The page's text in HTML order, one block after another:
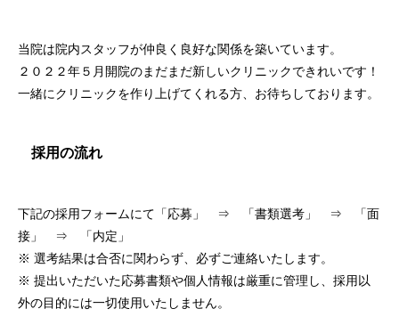
当院は院内スタッフが仲良く良好な関係を築いています。
２０２２年５月開院のまだまだ新しいクリニックできれいです！
一緒にクリニックを作り上げてくれる方、お待ちしております。
採用の流れ
下記の採用フォームにて「応募」 ⇒ 「書類選考」 ⇒ 「面
接」 ⇒ 「内定」
※ 選考結果は合否に関わらず、必ずご連絡いたします。
※ 提出いただいた応募書類や個人情報は厳重に管理し、採用以
外の目的には一切使用いたしません。